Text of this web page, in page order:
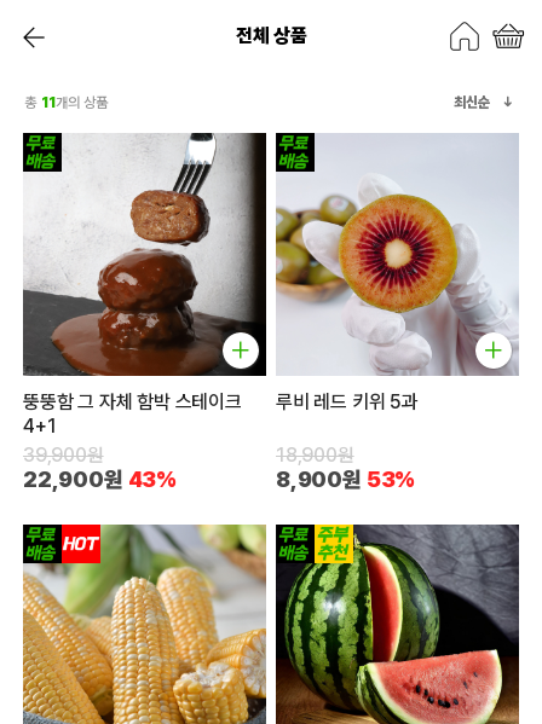
전체 상품
총 11개의 상품 최신순
뚱뚱함 그 자체 함박 스테이크
4+1
39,900원
22,900원 43%
루비 레드 키위 5과
18,900원
8,900원 53%